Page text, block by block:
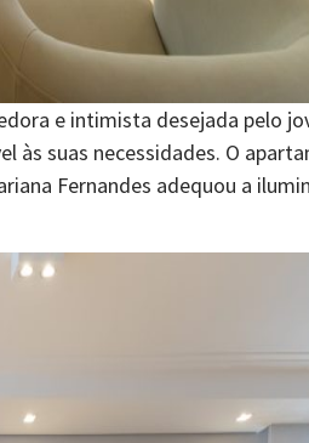
e intimista desejada pelo
suas necessidades. O
Fernandes adequou a